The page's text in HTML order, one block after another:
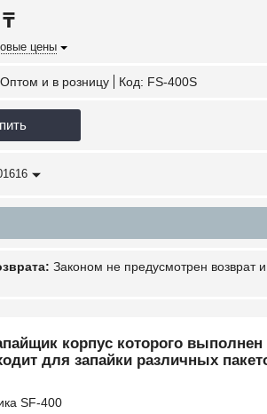
цены
Оптом и в розницу Код: FS-400S
Законом не предусмотрен возврат
корпус которого
для запайки различных
SF-400